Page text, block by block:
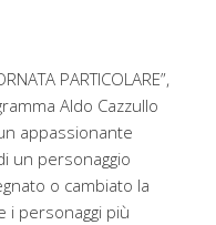
PARTICOLARE”,
Aldo Cazzullo
appassionante
un personaggio
o cambiato la
i personaggi più